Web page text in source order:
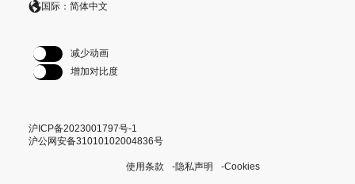
国际：简体中文
减少动画
增加对比度
沪ICP备2023001797号-1
沪公网安备31010102004836号
使用条款 隐私声明 Cookies